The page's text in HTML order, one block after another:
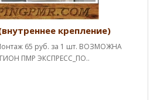
крепление)
65 руб. за 1 шт. ВОЗМОЖНА
ПМР ЭКСПРЕСС_ПО..